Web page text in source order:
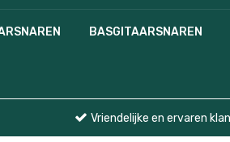
BASGITAARSNAREN
Vriendelijke en ervaren